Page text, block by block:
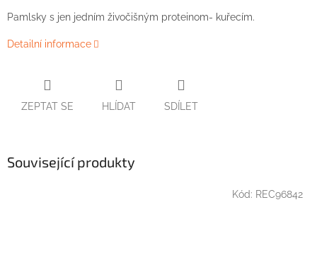
Pamlsky s jen jedním živočišným proteinom- kuřecím.
Detailní informace
ZEPTAT SE HLÍDAT SDÍLET
Související produkty
Kód: REC96842